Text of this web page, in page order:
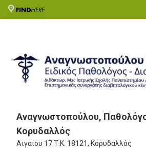
Αναγνωστοπούλου,
Κορυδαλλός
Αιγαίου 17Τ.Κ. 18121, Κορυδαλλός